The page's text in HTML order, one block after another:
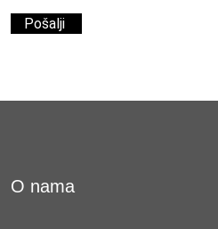
O nama